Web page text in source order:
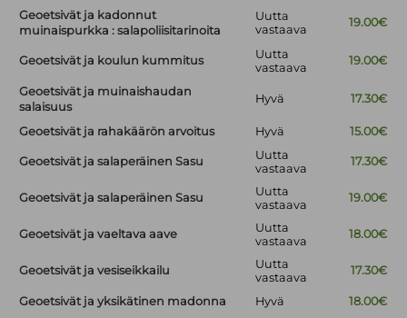
Geoetsivät ja kadonnut
muinaispurkka : salapoliisitarinoita
Uutta
vastaava
19.00€
Geoetsivät ja koulun kummitus
Uutta
vastaava
19.00€
Geoetsivät ja muinaishaudan
salaisuus
Hyvä 17.30€
Geoetsivät ja rahakäärön arvoitus Hyvä 15.00€
Geoetsivät ja salaperäinen Sasu
Uutta
vastaava
17.30€
Geoetsivät ja salaperäinen Sasu
Uutta
vastaava
19.00€
Geoetsivät ja vaeltava aave
Uutta
vastaava
18.00€
Geoetsivät ja vesiseikkailu
Uutta
vastaava
17.30€
Geoetsivät ja yksikätinen madonna Hyvä
18.00€